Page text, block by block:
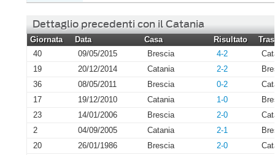
Dettaglio precedenti con il Catania
Giornata Data Casa Risultato
40
09/05/2015 Brescia 4-2
19
20/12/2014 Catania 2-2
36
08/05/2011 Brescia 0-2
17
19/12/2010 Catania 1-0
23
14/01/2006 Brescia 2-0
2
04/09/2005 Catania 2-1
20
26/01/1986 Brescia 2-0